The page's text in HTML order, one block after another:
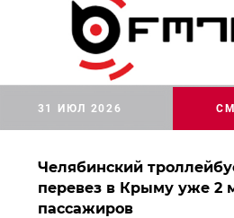
Челябинский
перевез в Крыму уже 2
пассажиров
31 ИЮЛ 2026